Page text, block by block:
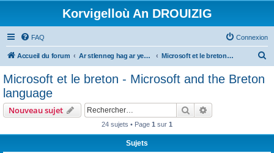
Korvigelloù An DROUIZIG
FAQ Connexion
Accueil du forum Ar stlenneg hag ar yezhoù bihan er bed a-bezh Microsoft et le breton - Microsoft and the Breton language
Microsoft et le breton - Microsoft and the Breton
language
Nouveau sujet Rechercher
24 sujets • Page 1 sur 1
Sujets